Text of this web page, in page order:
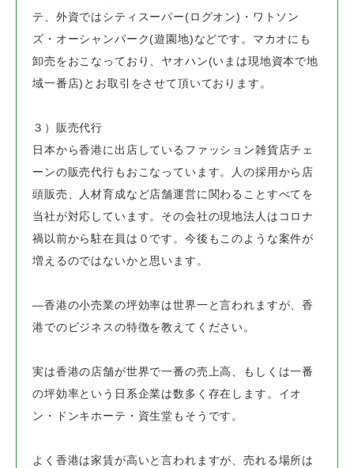
テ、 外資ではシティスーパー(ログオン)・ワトソン
ズ・オーシャンパーク(遊園地)などです。 マカオにも
卸売をおこなっており、ヤオハン(いまは現地資本で地
域一番店)とお取引をさせて頂いております。
３）販売代行
日本から香港に出店しているファッション雑貨店チェ
ーンの販売代行もおこなっています。
人の採用から店
頭販売、人材育成など店舗運営に関わることすべてを
当社が対応しています。 その会社の現地法人はコロナ
禍以前から駐在員は０です。今後もこのような案件が
増えるのではないかと思います。
―香港の小売業の坪効率は世界一と言われますが、香
港でのビジネスの特徴を教えてください。
実は香港の店舗が世界で一番の売上高、もしくは一番
の坪効率という日系企業は数多く存在します。 イオ
ン・ドンキホーテ・資生堂もそうです。
よく香港は家賃が高いと言われますが、売れる場所は